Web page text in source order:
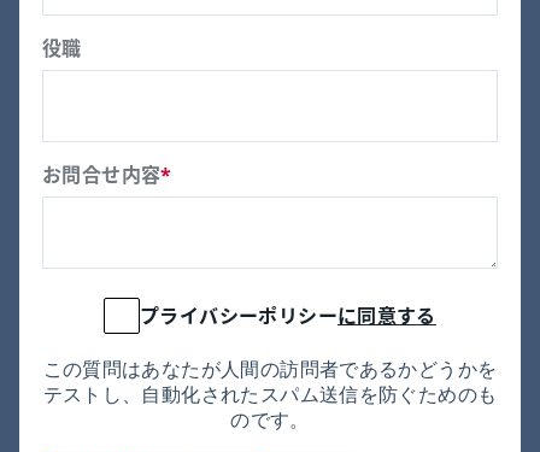
役職
お問合せ内容*
プライバシーポリシーに同意する
この質問はあなたが人間の訪問者であるかどうかを
テストし、自動化されたスパム送信を防ぐためのも
のです。